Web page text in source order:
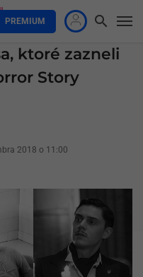
PREMIUM
ktoré zazneli
Story
2018 o 11:00